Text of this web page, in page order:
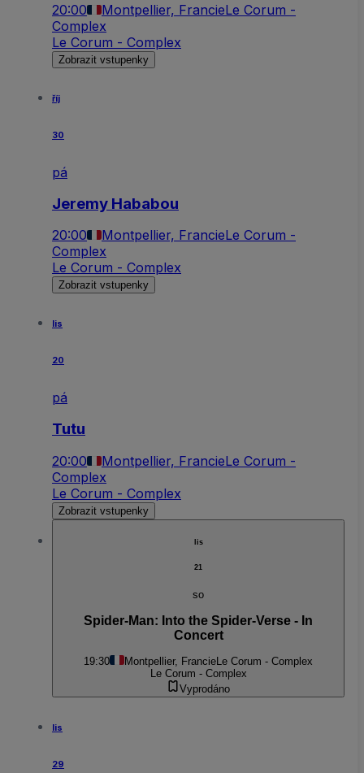
20:00 Montpellier, FrancieLe Corum -
Complex
Le Corum - Complex
Zobrazit vstupenky
říj
30
pá
Jeremy Hababou
20:00 Montpellier, FrancieLe Corum -
Complex
Le Corum - Complex
Zobrazit vstupenky
lis
20
pá
Tutu
20:00 Montpellier, FrancieLe Corum -
Complex
Le Corum - Complex
Zobrazit vstupenky
lis
21
so
Spider-Man: Into the Spider-Verse - In
Concert
19:30 Montpellier, FrancieLe Corum - Complex
Le Corum - Complex
Vyprodáno
lis
29